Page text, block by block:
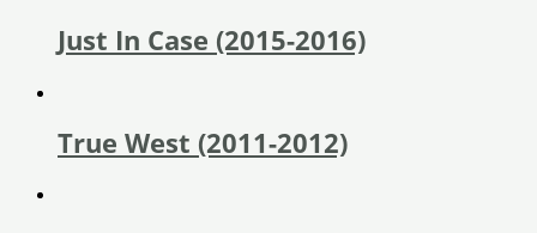
Just In Case (2015-2016)
True West (2011-2012)